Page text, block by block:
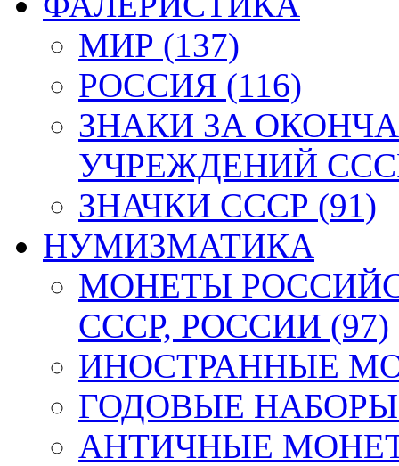
МИР (137)
РОССИЯ (116)
ЗНАКИ ЗА
УЧРЕЖДЕНИЙ
ЗНАЧКИ СССР (91)
НУМИЗМАТИКА
МОНЕТЫ
СССР, РОССИИ (97)
ИНОСТРАННЫЕ
ГОДОВЫЕ НАБОРЫ
АНТИЧНЫЕ